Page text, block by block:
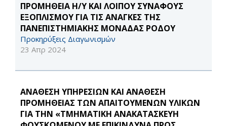
ΠΡΟΜΗΘΕΙΑ Η/Υ ΚΑΙ ΛΟΙΠΟΥ ΣΥΝΑΦΟΥΣ
ΕΞΟΠΛΙΣΜΟΥ ΓΙΑ ΤΙΣ ΑΝΑΓΚΕΣ ΤΗΣ
ΠΑΝΕΠΙΣΤΗΜΙΑΚΗΣ ΜΟΝΑΔΑΣ ΡΟΔΟΥ
Προκηρύξεις Διαγωνισμών
23 Απρ 2024
ΑΝΑΘΕΣΗ ΥΠΗΡΕΣΙΩΝ ΚΑΙ ΑΝΑΘΕΣΗ
ΠΡΟΜΗΘΕΙΑΣ ΤΩΝ ΑΠΑΙΤΟΥΜΕΝΩΝ ΥΛΙΚΩΝ
ΓΙΑ ΤΗΝ «ΤΜΗΜΑΤΙΚΗ AΝΑΚΑΤΑΣΚΕΥΗ